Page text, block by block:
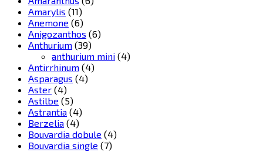
Amarylis (11)
Anemone (6)
Anigozanthos (6)
Anthurium (39)
anthurium mini (4)
Antirrhinum (4)
Asparagus (4)
Aster (4)
Astilbe (5)
Astrantia (4)
Berzelia (4)
Bouvardia dobule (4)
Bouvardia single (7)